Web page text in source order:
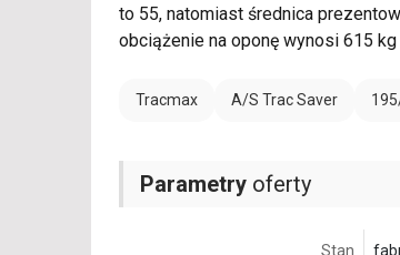
to 55, natomiast średnica
obciążenie na oponę wynosi 615
Tracmax A/S Trac Saver
Parametry oferty
Stan